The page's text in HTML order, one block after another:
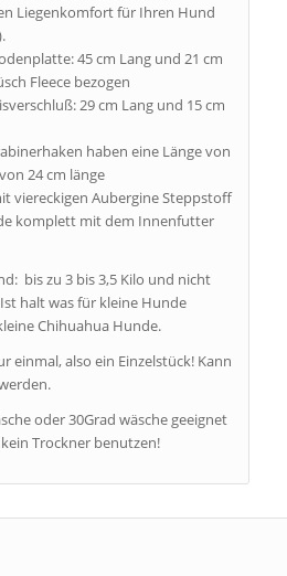
Liegenkomfort für Ihren Hund
45 cm Lang und 21 cm
Fleece bezogen
29 cm Lang und 15 cm
haben eine Länge von
24 cm länge
viereckigen Aubergine Steppstoff
komplett mit dem Innenfutter
bis zu 3 bis 3,5 Kilo und nicht
halt was für kleine Hunde
Chihuahua Hunde.
einmal, also ein Einzelstück! Kann
oder 30Grad wäsche geeignet
Trockner benutzen!